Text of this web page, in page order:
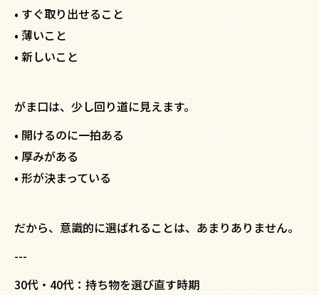
• すぐ取り出せること
• 薄いこと
• 新しいこと
がま口は、少し回り道に見えます。
• 開けるのに一拍ある
• 厚みがある
• 形が決まっている
だから、意識的に選ばれることは、あまりありません。
---
30代・40代：持ち物を選び直す時期